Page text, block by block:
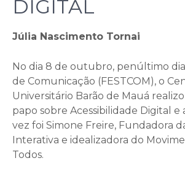
DIGITAL
Júlia Nascimento Tornai
No dia 8 de outubro, penúltimo dia
de Comunicação (FESTCOM), o
Universitário Barão de Mauá
papo sobre Acessibilidade Digital e
vez foi Simone Freire, Fundadora
Interativa e idealizadora do
Todos.